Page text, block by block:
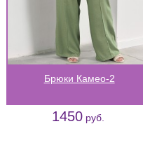
Брюки Камео-2
1450руб.